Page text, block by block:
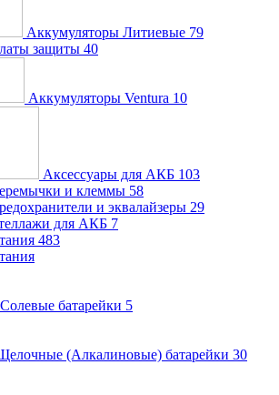
Аккумуляторы Литиевые 79
защиты 40
Аккумуляторы Ventura 10
Аксессуары для АКБ 103
и клеммы 58
и эквалайзеры 29
для АКБ 7
483
Солевые батарейки 5
(Алкалиновые) батарейки 30